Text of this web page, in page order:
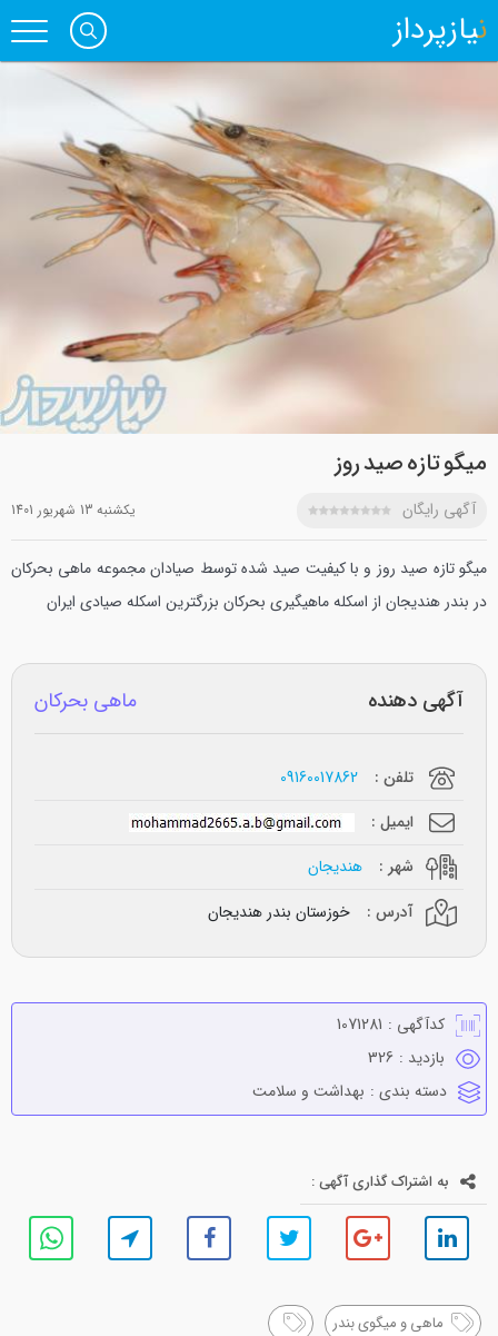
نیازپرداز
میگو تازه صید روز
آگهی رایگان يکشنبه 13 شهريور 1401
میگو تازه صید روز و با کیفیت صید شده توسط صیادان مجموعه ماهی بحرکان
در بندر هندیجان از اسکله ماهیگیری بحرکان بزرگترین اسکله صیادی ایران
آگهی دهنده ماهی بحرکان
تلفن :
09160017862
ایمیل :
شهر :
هندیجان
آدرس :
خوزستان بندر هندیجان
کدآگهی : 1071281
بازدید : 326
دسته بندی : بهداشت و سلامت
به اشتراک گذاری آگهی :
ماهی و میگوی بندر